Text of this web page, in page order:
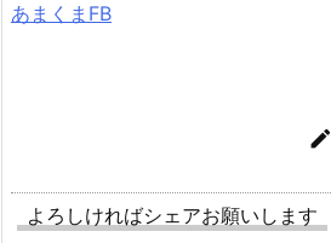
あまくまFB

よろしければシェアお願いします